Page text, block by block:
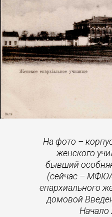
На фото –
женского
бывший
(сейчас –
епархиального
домовой
Начало